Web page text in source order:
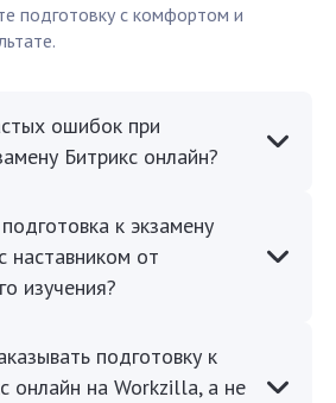
подготовку с комфортом и
ошибок при
Битрикс онлайн?
к экзамену
наставником от
изучения?
подготовку к
онлайн на Workzilla, а не